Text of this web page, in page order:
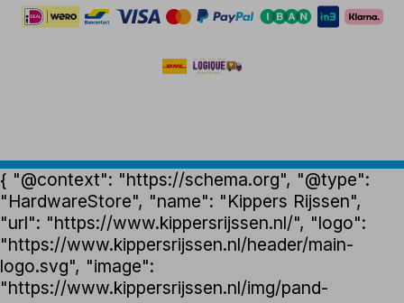
{ "@context": "https://schema.org", "@type":
"HardwareStore", "name": "Kippers Rijssen",
"url": "https://www.kippersrijssen.nl/", "logo":
"https://www.kippersrijssen.nl/header/main-
logo.svg", "image":
"https://www.kippersrijssen.nl/img/pand-